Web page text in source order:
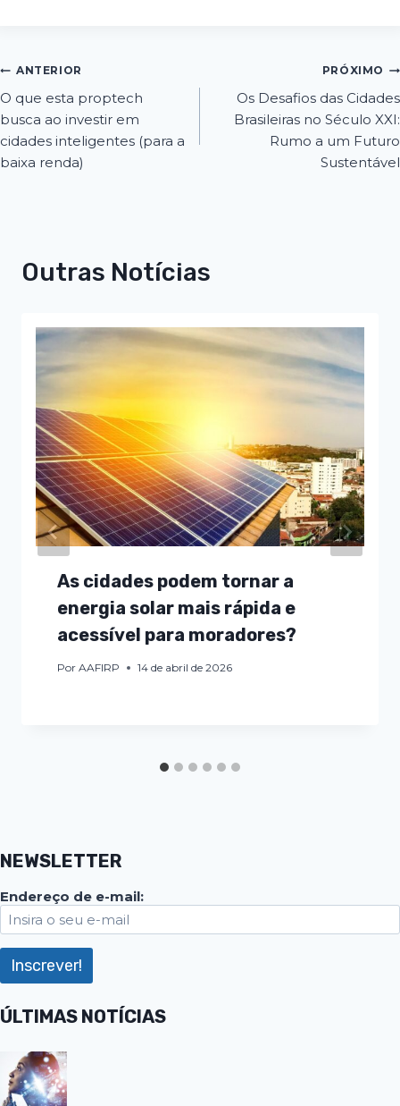
ANTERIOR
O que esta proptech
busca ao investir em
cidades inteligentes (para a
baixa renda)
PRÓXIMO
Os Desafios das Cidades
Brasileiras no Século XXI:
Rumo a um Futuro
Sustentável
Outras Notícias
As cidades podem tornar a
energia solar mais rápida e
acessível para moradores?
Por AAFIRP 14 de abril de 2026
NEWSLETTER
Endereço de e-mail:
ÚLTIMAS NOTÍCIAS